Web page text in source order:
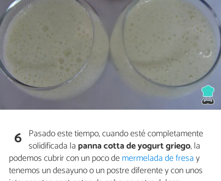
6 Pasado este tiempo, cuando esté completamente
solidificada la panna cotta de yogurt griego, la
podemos cubrir con un poco demermelada de fresay
tenemos un desayuno o un postre diferente y con unos